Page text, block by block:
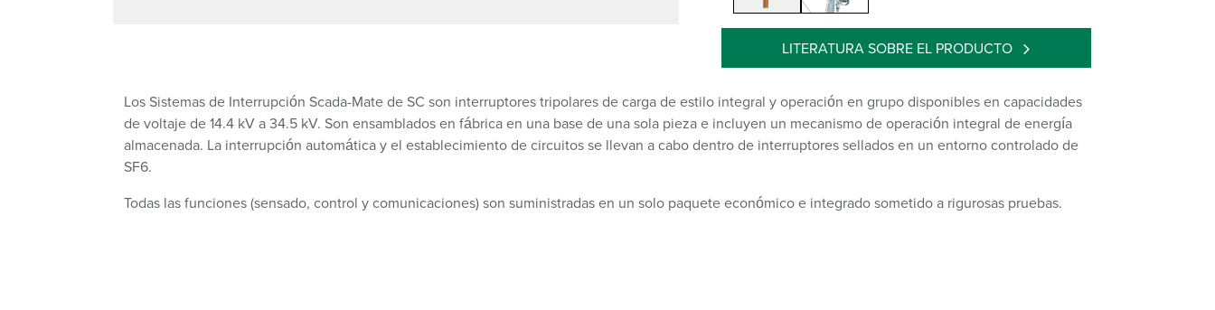
LITERATURA SOBRE EL PRODUCTO
Los Sistemas de Interrupción Scada-Mate de SC son interruptores tripolares de carga de estilo integral y operación en grupo disponibles en capacidades
de voltaje de 14.4 kV a 34.5 kV. Son ensamblados en fábrica en una base de una sola pieza e incluyen un mecanismo de operación integral de energía
almacenada. La interrupción automática y el establecimiento de circuitos se llevan a cabo dentro de interruptores sellados en un entorno controlado de
SF6.
Todas las funciones (sensado, control y comunicaciones) son suministradas en un solo paquete económico e integrado sometido a rigurosas pruebas.